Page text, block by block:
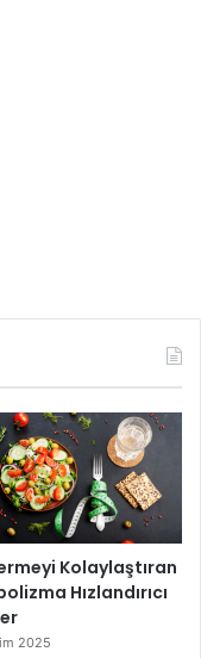
Kolaylaştıran
Hızlandırıcı
2025